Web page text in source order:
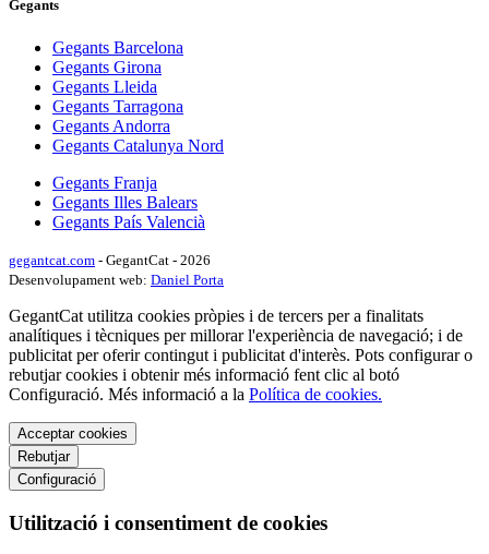
Gegants
Gegants Barcelona
Gegants Girona
Gegants Lleida
Gegants Tarragona
Gegants Andorra
Gegants Catalunya Nord
Gegants Franja
Gegants Illes Balears
Gegants País Valencià
gegantcat.com - GegantCat - 2026
Desenvolupament web: Daniel Porta
GegantCat utilitza cookies pròpies i de tercers per a finalitats
analítiques i tècniques per millorar l'experiència de navegació; i de
publicitat per oferir contingut i publicitat d'interès. Pots configurar o
rebutjar cookies i obtenir més informació fent clic al botó
Configuració. Més informació a la Política de cookies.
Acceptar cookies
Rebutjar
Configuració
Utilització i consentiment de cookies